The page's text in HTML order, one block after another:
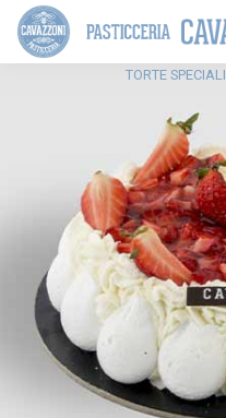
TORTE SPECIALI